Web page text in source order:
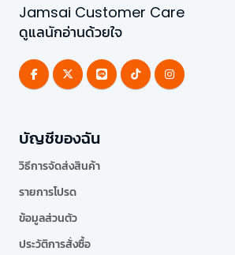
Jamsai Customer Care
ดูแลนักอ่านด้วยใจ
บัญชีของฉัน
วิธีการจัดส่งสินค้า
รายการโปรด
ข้อมูลส่วนตัว
ประวัติการสั่งซื้อ